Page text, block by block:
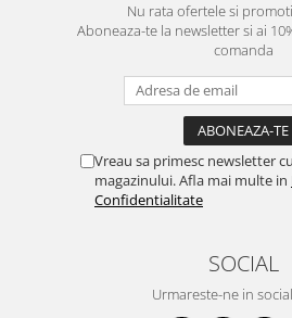
Nu rata ofertele si
Aboneaza-te la newsletter si ai
comanda
Vreau sa primesc newsletter
magazinului. Afla mai multe in
Confidentialitate
SOCIAL
Urmareste-ne in